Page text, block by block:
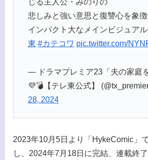
悲しみと強い意思と復讐心を象
インパクト大なメインビジュア
東 #カテコワ pic.twitter.com/
— ドラマプレミア23「夫の家庭
💜💣️【テレ東公式】
28, 2024
2023年10月5日より「HykeComic」
し、2024年7月18日に完結、連載終了